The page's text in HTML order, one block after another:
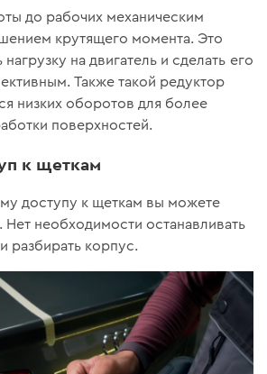
до рабочих механическим
крутящего момента. Это
нагрузку на двигатель и сделать его
Также такой редуктор
низких оборотов для более
поверхностей.
к щеткам
доступу к щеткам вы можете
Нет необходимости останавливать
разбирать корпус.